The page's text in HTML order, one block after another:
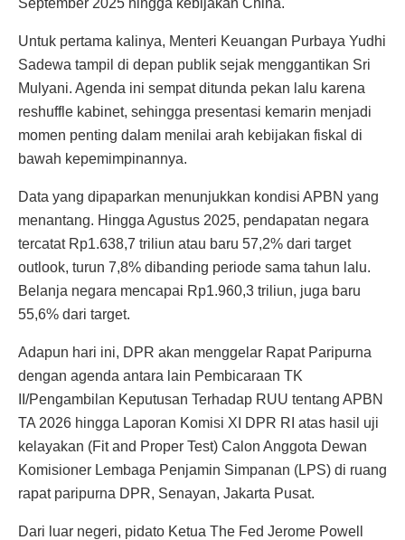
September 2025 hingga kebijakan China.
Untuk pertama kalinya, Menteri Keuangan Purbaya Yudhi
Sadewa tampil di depan publik sejak menggantikan Sri
Mulyani. Agenda ini sempat ditunda pekan lalu karena
reshuffle kabinet, sehingga presentasi kemarin menjadi
momen penting dalam menilai arah kebijakan fiskal di
bawah kepemimpinannya.
Data yang dipaparkan menunjukkan kondisi APBN yang
menantang. Hingga Agustus 2025, pendapatan negara
tercatat Rp1.638,7 triliun atau baru 57,2% dari target
outlook, turun 7,8% dibanding periode sama tahun lalu.
Belanja negara mencapai Rp1.960,3 triliun, juga baru
55,6% dari target.
Adapun hari ini, DPR akan menggelar Rapat Paripurna
dengan agenda antara lain Pembicaraan TK
II/Pengambilan Keputusan Terhadap RUU tentang APBN
TA 2026 hingga Laporan Komisi XI DPR RI atas hasil uji
kelayakan (Fit and Proper Test) Calon Anggota Dewan
Komisioner Lembaga Penjamin Simpanan (LPS) di ruang
rapat paripurna DPR, Senayan, Jakarta Pusat.
Dari luar negeri, pidato Ketua The Fed Jerome Powell